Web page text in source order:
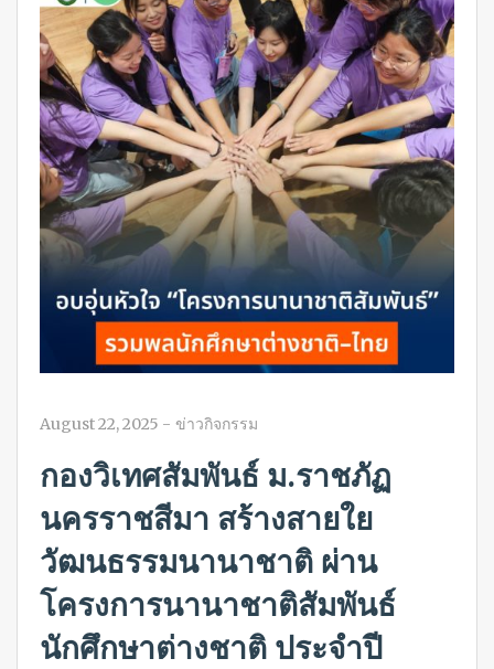
August 22, 2025 - ข่าวกิจกรรม
กองวิเทศสัมพันธ์ ม.ราชภัฏ
นครราชสีมา สร้างสายใย
วัฒนธรรมนานาชาติ ผ่าน
โครงการนานาชาติสัมพันธ์
นักศึกษาต่างชาติ ประจำปี